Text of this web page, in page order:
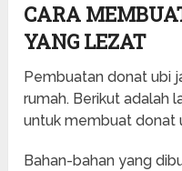
CARA
YANG LEZAT
Pembuatan donat ubi
rumah. Berikut adalah
untuk membuat donat
Bahan-bahan yang